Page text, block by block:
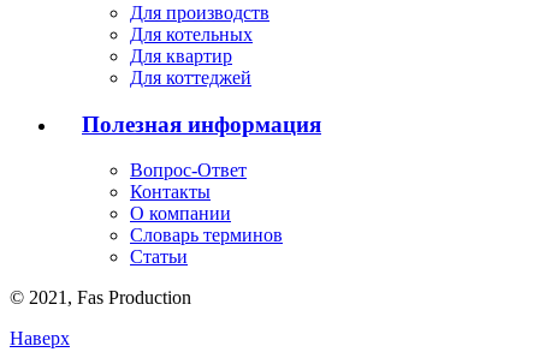
Для производств
Для котельных
Для квартир
Для коттеджей
Полезная информация
Вопрос-Ответ
Контакты
О компании
Словарь терминов
Статьи
© 2021, Fas Production
Наверх